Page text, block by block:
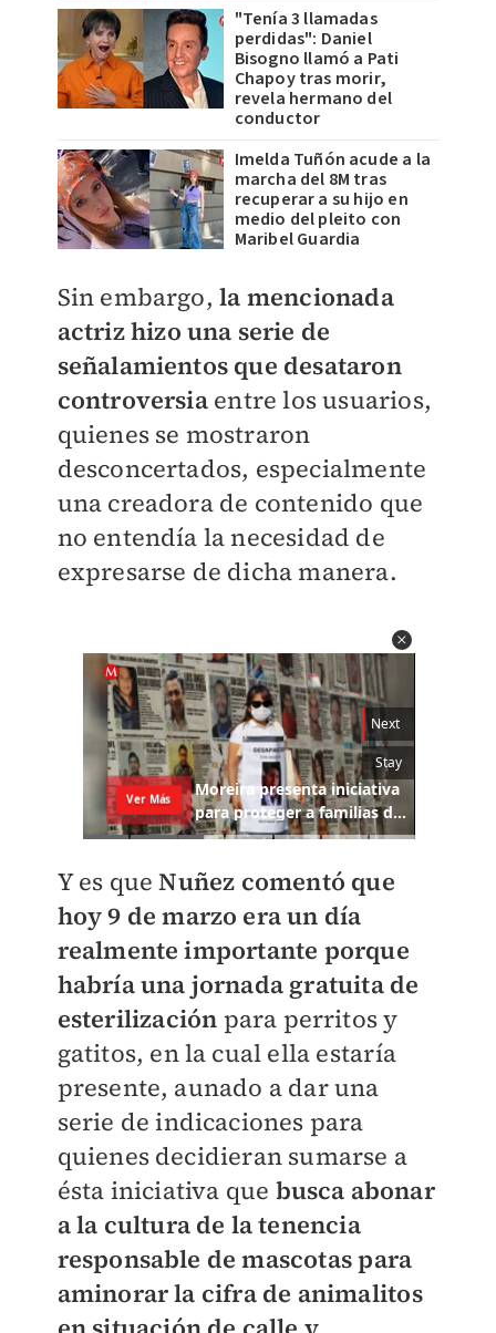
"Tenía 3 llamadas
perdidas": Daniel
Bisogno llamó a Pati
Chapoy tras morir,
revela hermano del
conductor
Imelda Tuñón acude a la
marcha del 8M tras
recuperar a su hijo en
medio del pleito con
Maribel Guardia
Sin embargo,la mencionada
actriz hizo una serie de
señalamientos que desataron
controversia entre los usuarios,
quienes se mostraron
desconcertados, especialmente
una creadora de contenido que
no entendía la necesidad de
expresarse de dicha manera.
Y es queNuñez comentó que
hoy 9 de marzo era un día
realmente importante porque
habría una jornada gratuita de
esterilización para perritos y
gatitos, en la cual ella estaría
presente, aunado a dar una
serie de indicaciones para
quienes decidieran sumarse a
ésta iniciativa que busca abonar
a la cultura de la tenencia
responsable de mascotas para
aminorar la cifra de animalitos